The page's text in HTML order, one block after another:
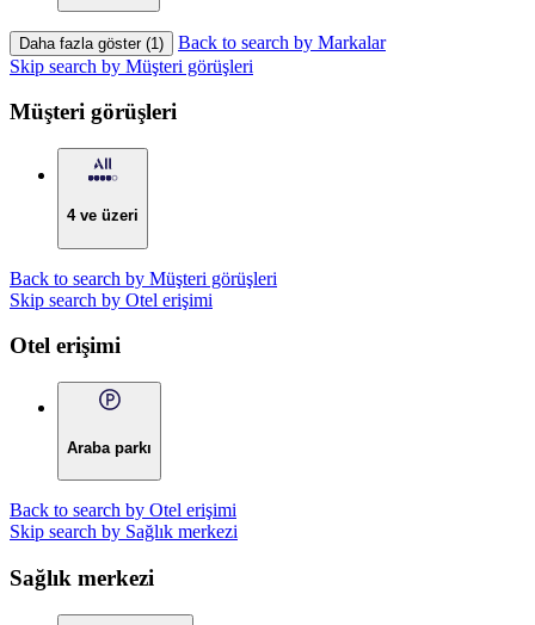
Daha fazla göster (1)
Back to search by Markalar
Skip search by Müşteri görüşleri
Müşteri görüşleri
4 ve üzeri
Back to search by Müşteri görüşleri
Skip search by Otel erişimi
Otel erişimi
Araba parkı
Back to search by Otel erişimi
Skip search by Sağlık merkezi
Sağlık merkezi